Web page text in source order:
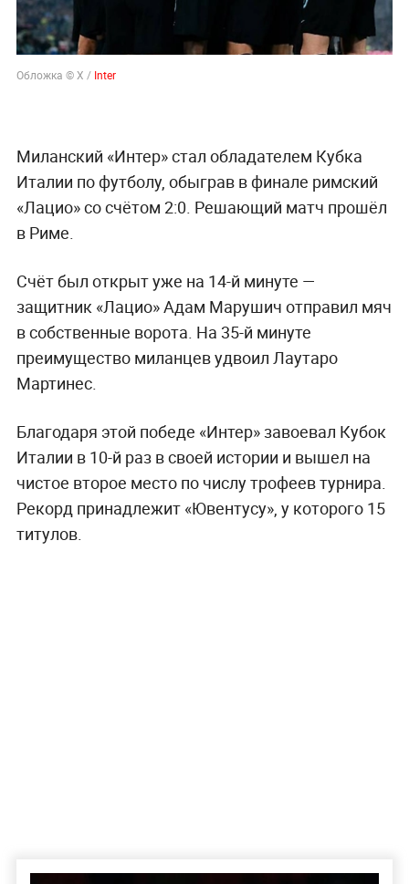
Обложка © Х / Inter
Миланский «Интер» стал обладателем Кубка
Италии по футболу, обыграв в финале римский
«Лацио» со счётом 2:0. Решающий матч прошёл
в Риме.
Счёт был открыт уже на 14-й минуте —
защитник «Лацио» Адам Марушич отправил мяч
в собственные ворота. На 35-й минуте
преимущество миланцев удвоил Лаутаро
Мартинес.
Благодаря этой победе «Интер» завоевал Кубок
Италии в 10-й раз в своей истории и вышел на
чистое второе место по числу трофеев турнира.
Рекорд принадлежит «Ювентусу», у которого 15
титулов.